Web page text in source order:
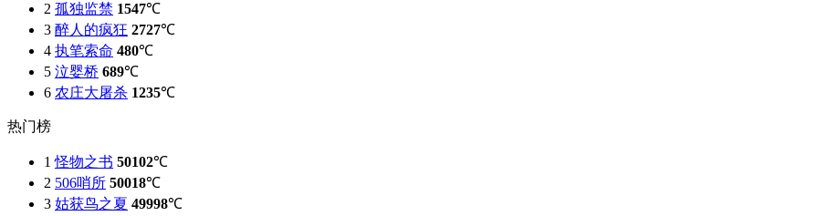
2 孤独监禁 1547℃
3 醉人的疯狂 2727℃
4 执笔索命 480℃
5 泣婴桥 689℃
6 农庄大屠杀 1235℃
热门榜
1 怪物之书 50102℃
2 506哨所 50018℃
3 姑获鸟之夏 49998℃